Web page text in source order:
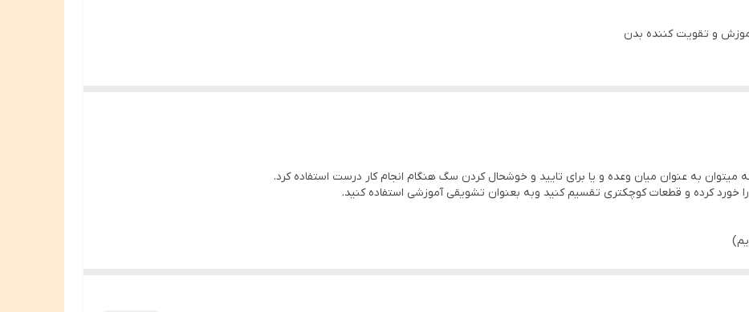
به عنوان میان وعده و یا برای تایید و خوشحال کردن سگ هنگام انجام کار درست استفاده کرد.
خورد کرده و قطعات کوچکتری تقسیم کنید وبه بعنوان تشویقی آموزشی استفاده کنید.